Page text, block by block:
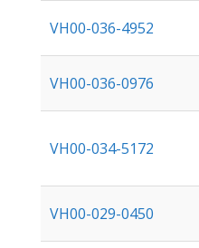
VH00-036-4952
VH00-036-0976
VH00-034-5172
VH00-029-0450